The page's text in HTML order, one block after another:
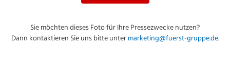
Sie möchten dieses Foto für Ihre Pressezwecke nutzen?
Dann kontaktieren Sie uns bitte untermarketing@fuerst-gruppe.de.